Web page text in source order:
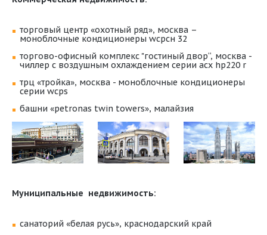
торговый центр «охотный ряд», москва –
моноблочные кондиционеры wcpсн 32
торгово-офисный комплекс "гостиный двор“, москва -
чиллер с воздушным охлаждением серии acx hp220 r
трц «тройка», москва - моноблочные кондиционеры
серии wcps
башни «petronas twin towers», малайзия
Муниципальные недвижимость:
санаторий «белая русь», краснодарский край